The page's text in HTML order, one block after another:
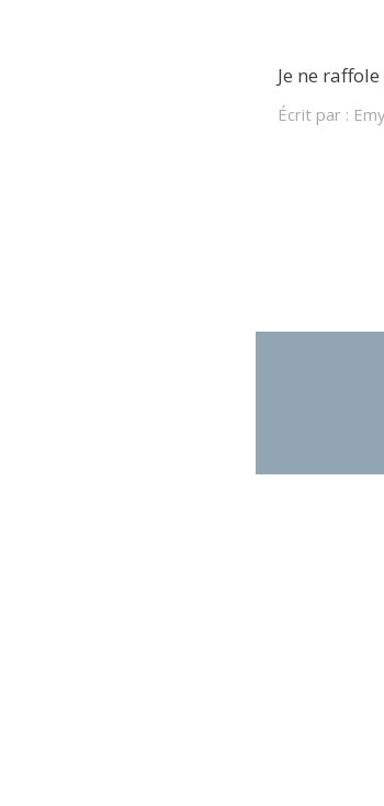
Je ne
Écrit par : Emy